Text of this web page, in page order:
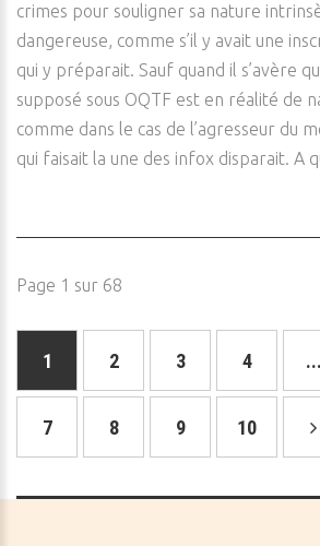
crimes pour souligner sa nature
dangereuse, comme s’il y avait une
qui y préparait. Sauf quand il s’avère
supposé sous OQTF est en réalité de
comme dans le cas de l’agresseur du
qui faisait la une des infox disparait. A
Page 1 sur 68
1 2 3 4 ...
7 8 9 10